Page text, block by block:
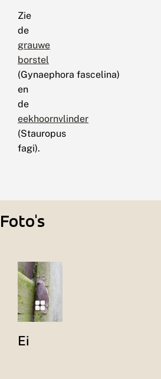
Zie
de
grauwe
borstel
(Gynaephora fascelina)
en
de
eekhoornvlinder
(Stauropus
fagi).
Foto's
Ei